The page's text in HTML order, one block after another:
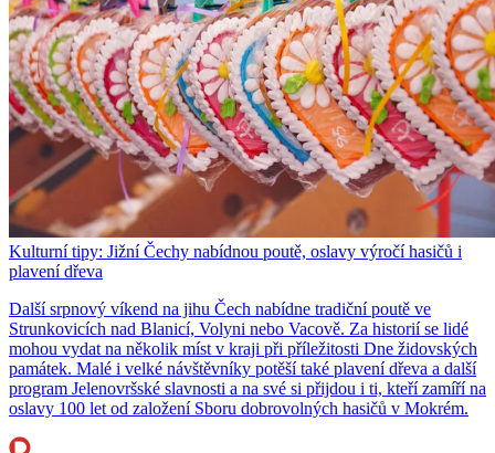
Kulturní tipy: Jižní Čechy nabídnou poutě, oslavy výročí hasičů i
plavení dřeva
Další srpnový víkend na jihu Čech nabídne tradiční poutě ve
Strunkovicích nad Blanicí, Volyni nebo Vacově. Za historií se lidé
mohou vydat na několik míst v kraji při příležitosti Dne židovských
památek. Malé i velké návštěvníky potěší také plavení dřeva a další
program Jelenovršské slavnosti a na své si přijdou i ti, kteří zamíří na
oslavy 100 let od založení Sboru dobrovolných hasičů v Mokrém.